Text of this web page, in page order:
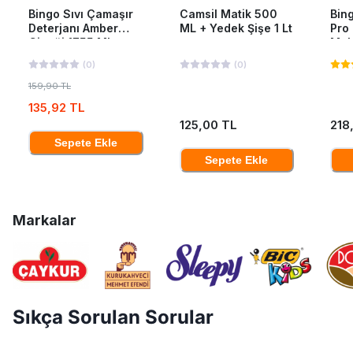
Bingo Sıvı Çamaşır
Deterjanı Amber
Çiçeği 1755 Ml
(0)
159,90 TL
135,92 TL
Sepete Ekle
Camsil Matik 500
ML + Yedek Şişe 1 Lt
(0)
125,00 TL
Sepete Ekle
Pro
Markalar
Sıkça Sorulan Sorular